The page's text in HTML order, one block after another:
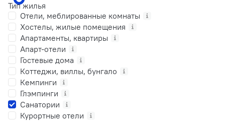
Тип жилья
Отели, меблированные комнаты
Хостелы, жилые помещения
Апартаменты, квартиры
Апарт-отели
Гостевые дома
Коттеджи, виллы, бунгало
Кемпинги
Глэмпинги
Санатории
Курортные отели